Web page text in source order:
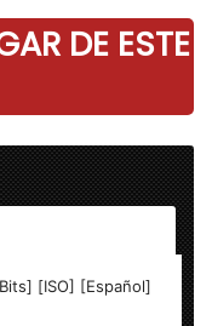
DE ESTE
[ISO] [Español]